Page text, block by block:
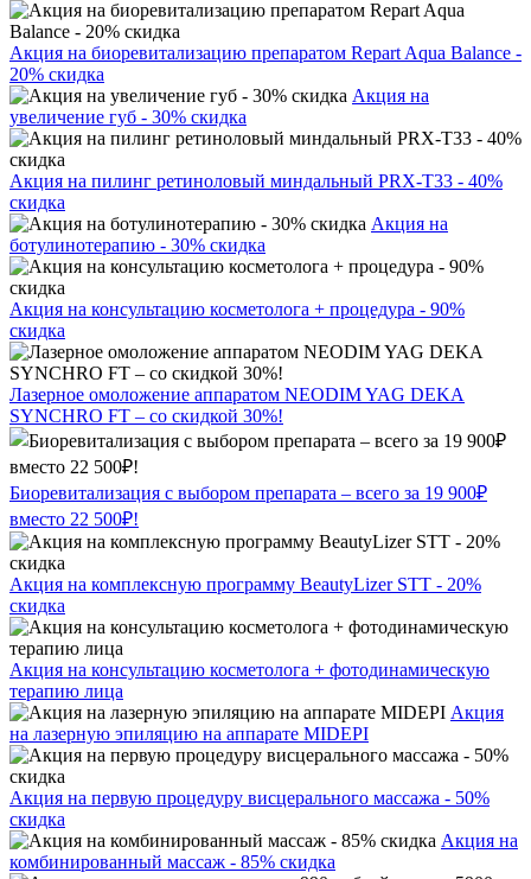
Акция на биоревитализацию препаратом Repart Aqua Balance -
20% скидка
Акция на
увеличение губ - 30% скидка
Акция на пилинг ретиноловый миндальный PRX-T33 - 40%
скидка
Акция на
ботулинотерапию - 30% скидка
Акция на консультацию косметолога + процедура - 90%
скидка
Лазерное омоложение аппаратом NEODIM YAG DEKA
SYNCHRO FT – со скидкой 30%!
Биоревитализация с выбором препарата – всего за 19 900₽
вместо 22 500₽!
Акция на комплексную программу BeautyLizer STT - 20%
скидка
Акция на консультацию косметолога + фотодинамическую
терапию лица
Акция
на лазерную эпиляцию на аппарате MIDEPI
Акция на первую процедуру висцерального массажа - 50%
скидка
Акция на
комбинированный массаж - 85% скидка